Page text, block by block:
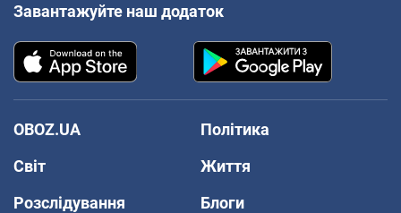
Завантажуйте наш додаток
OBOZ.UA
Політика
Світ
Життя
Розслідування
Блоги